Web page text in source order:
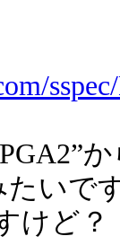
か
たい
けど？